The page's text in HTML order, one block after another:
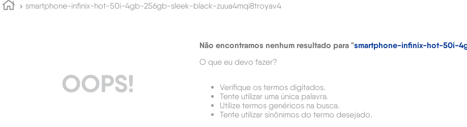
smartphone-infinix-hot-50i-4gb-256gb-sleek-black-zuua4mqi8troyav4
OOPS!
Não encontramos nenhum resultado para "smartphone-infinix-hot-50i-
O que eu devo fazer?
Verifique os termos digitados.
Tente utilizar uma única palavra.
Utilize termos genéricos na busca.
Tente utilizar sinônimos do termo desejado.